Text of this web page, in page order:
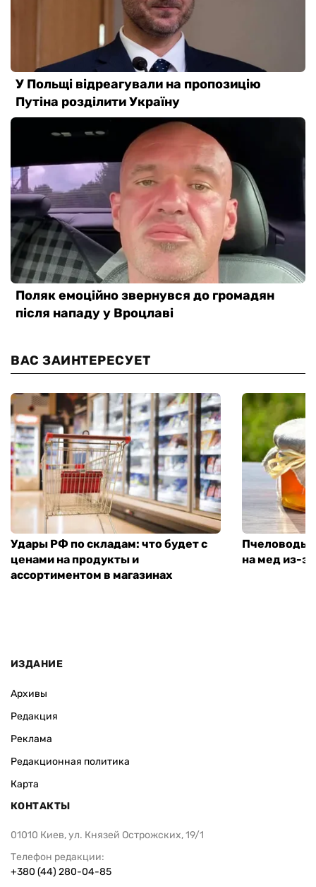
ВАС ЗАИНТЕРЕСУЕТ
Удары РФ по складам: что будет с
ценами на продукты и
ассортиментом в магазинах
Пчеловоды
на мед из-за
ИЗДАНИЕ
Архивы
Редакция
Реклама
Редакционная политика
Карта
КОНТАКТЫ
01010 Киев, ул. Князей Острожских, 19/1
Телефон редакции:
+380 (44) 280-04-85